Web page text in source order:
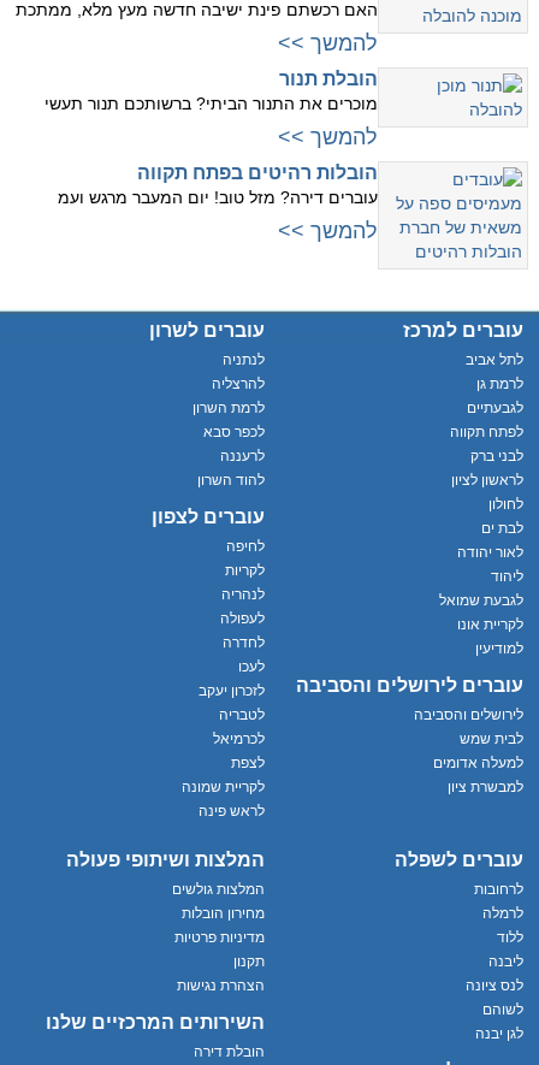
האם רכשתם פינת ישיבה חדשה מעץ מלא, ממתכת
להמשך >>
הובלת תנור
מוכרים את התנור הביתי? ברשותכם תנור תעשי
להמשך >>
הובלות רהיטים בפתח תקווה
עוברים דירה? מזל טוב! יום המעבר מרגש ועמ
להמשך >>
עוברים למרכז
לתל אביב
לרמת גן
לגבעתיים
לפתח תקווה
לבני ברק
לראשון לציון
לחולון
לבת ים
לאור יהודה
ליהוד
לגבעת שמואל
לקריית אונו
למודיעין
עוברים לירושלים והסביבה
לירושלים והסביבה
לבית שמש
למעלה אדומים
למבשרת ציון
עוברים לשרון
לנתניה
להרצליה
לרמת השרון
לכפר סבא
לרעננה
להוד השרון
עוברים לצפון
לחיפה
לקריות
לנהריה
לעפולה
לחדרה
לעכו
לזכרון יעקב
לטבריה
לכרמיאל
לצפת
לקריית שמונה
לראש פינה
עוברים לשפלה
לרחובות
לרמלה
ללוד
ליבנה
לנס ציונה
לשוהם
לגן יבנה
המלצות ושיתופי פעולה
המלצות גולשים
מחירון הובלות
מדיניות פרטיות
תקנון
הצהרת נגישות
השירותים המרכזיים שלנו
הובלת דירה